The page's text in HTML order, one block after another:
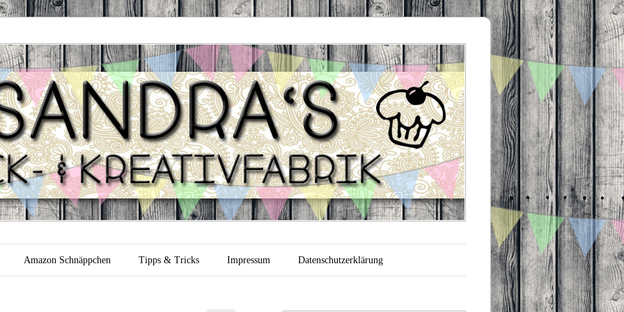
Backfabrik
Amazon Schnäppchen Tipps & Tricks Impressum Datenschutzerklärung